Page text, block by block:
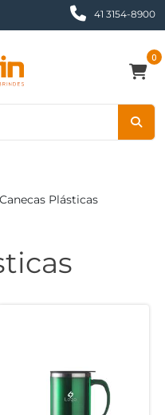
41 3154-8900
0
Canecas Plásticas